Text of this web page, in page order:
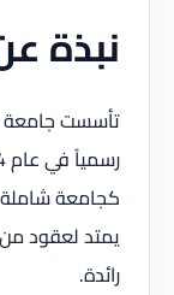
نبذة
كجامعة
يمتد لعقود
رائدة.